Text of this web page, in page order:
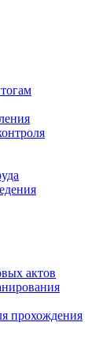
актов
прохождения